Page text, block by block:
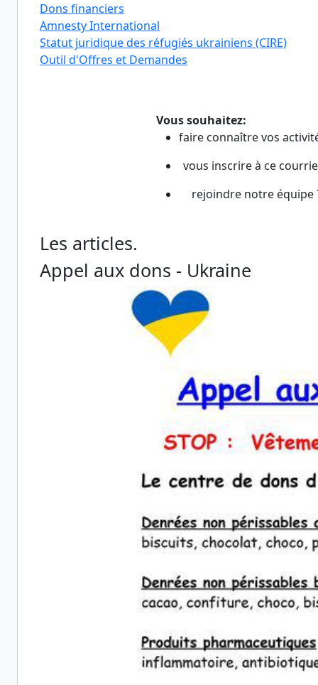
Dons financiers
Amnesty International
Statut juridique des réfugiés ukrainiens (CIRE)
Outil d'Offres et Demandes
Vous souhaitez:
faire connaître vos
vous inscrire à ce
rejoindre notre équipe
Les articles.
Appel aux dons - Ukraine